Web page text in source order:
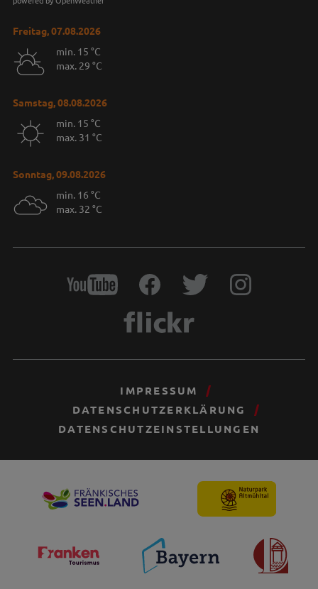
Freitag, 07.08.2026
min. 15 °C
max. 29 °C
Samstag, 08.08.2026
min. 15 °C
max. 31 °C
Sonntag, 09.08.2026
min. 16 °C
max. 32 °C
IMPRESSUM
DATENSCHUTZERKLÄRUNG
DATENSCHUTZEINSTELLUNGEN